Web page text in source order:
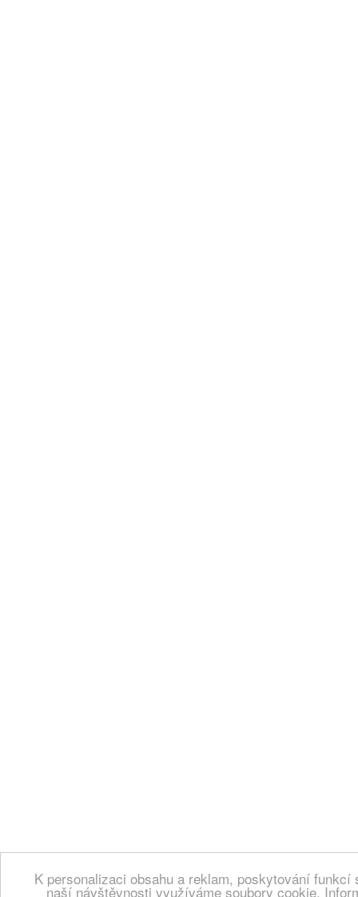
K personalizaci obsahu a reklam, poskytování
naší návštěvnosti využíváme soubory cookie.